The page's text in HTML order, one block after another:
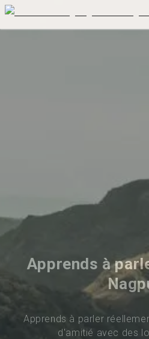
Apprends à
Apprends à parler
d'amitié avec des